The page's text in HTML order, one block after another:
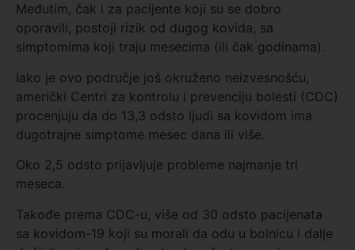
Međutim, čak i za pacijente koji su se dobro
oporavili, postoji rizik od dugog kovida, sa
simptomima koji traju mesecima (ili čak godinama).
Iako je ovo područje još okruženo neizvesnošću,
američki Centri za kontrolu i prevenciju bolesti (CDC)
procenjuju da do 13,3 odsto ljudi sa kovidom ima
dugotrajne simptome mesec dana ili više.
Oko 2,5 odsto prijavljuje probleme najmanje tri
meseca.
Takođe prema CDC-u, više od 30 odsto pacijenata
sa kovidom-19 koji su morali da odu u bolnicu i dalje